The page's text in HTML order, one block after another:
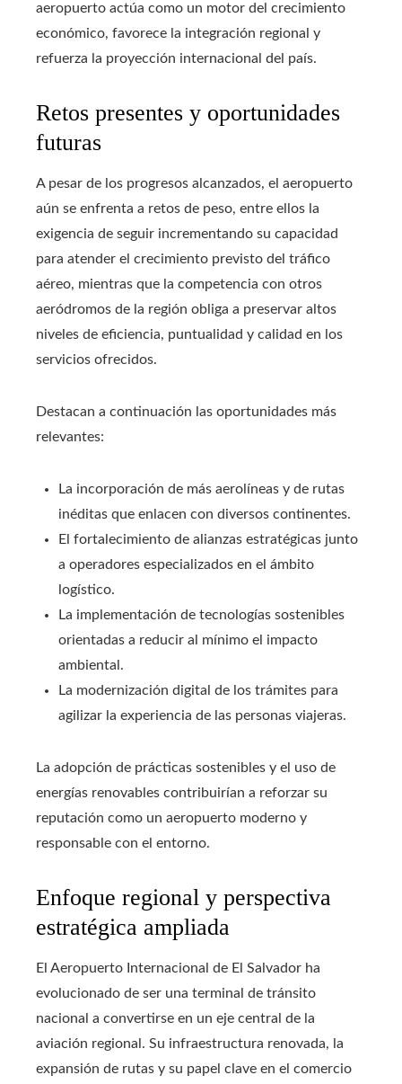
aeropuerto actúa como un motor del crecimiento
económico, favorece la integración regional y
refuerza la proyección internacional del país.
Retos presentes y oportunidades
futuras
A pesar de los progresos alcanzados, el aeropuerto
aún se enfrenta a retos de peso, entre ellos la
exigencia de seguir incrementando su capacidad
para atender el crecimiento previsto del tráfico
aéreo, mientras que la competencia con otros
aeródromos de la región obliga a preservar altos
niveles de eficiencia, puntualidad y calidad en los
servicios ofrecidos.
Destacan a continuación las oportunidades más
relevantes:
La incorporación de más aerolíneas y de rutas
inéditas que enlacen con diversos continentes.
El fortalecimiento de alianzas estratégicas junto
a operadores especializados en el ámbito
logístico.
La implementación de tecnologías sostenibles
orientadas a reducir al mínimo el impacto
ambiental.
La modernización digital de los trámites para
agilizar la experiencia de las personas viajeras.
La adopción de prácticas sostenibles y el uso de
energías renovables contribuirían a reforzar su
reputación como un aeropuerto moderno y
responsable con el entorno.
Enfoque regional y perspectiva
estratégica ampliada
El Aeropuerto Internacional de El Salvador ha
evolucionado de ser una terminal de tránsito
nacional a convertirse en un eje central de la
aviación regional. Su infraestructura renovada, la
expansión de rutas y su papel clave en el comercio